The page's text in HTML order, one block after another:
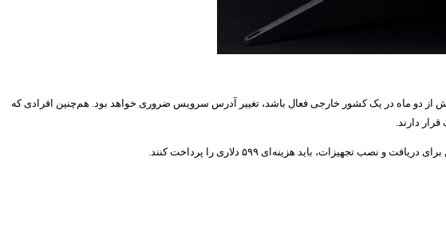
از دو ماه در یک کشور خارجی فعال باشد، تغییر آدرس سرویس ضروری خواهد بود. هم‌چنین افرادی که
دارند.